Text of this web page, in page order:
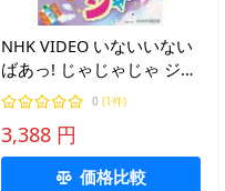
NHK VIDEO いないいない
ばあっ! じゃじゃじゃ ジ
ャ〜ン!【DVD】/子供向け
[DVD]【返品種別A】
0 (1件)
3,388 円
価格比較